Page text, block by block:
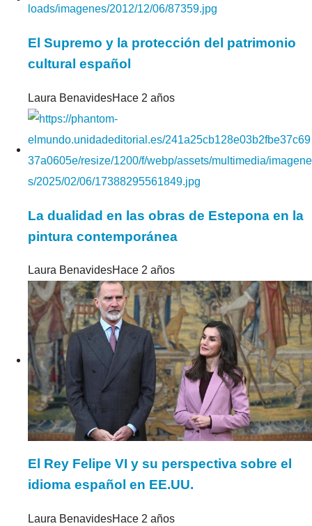
El Supremo y la protección del patrimonio
cultural español
Laura BenavidesHace 2 años
La dualidad en las obras de Estepona en la
pintura contemporánea
Laura BenavidesHace 2 años
El Rey Felipe VI y su perspectiva sobre el
idioma español en EE.UU.
Laura BenavidesHace 2 años